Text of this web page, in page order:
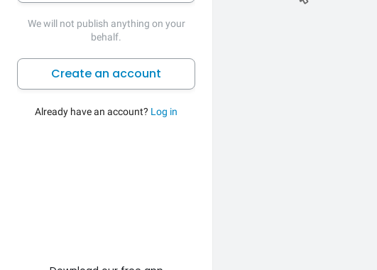
We will not publish anything on your
behalf.
Create an account
Already have an account? Log in